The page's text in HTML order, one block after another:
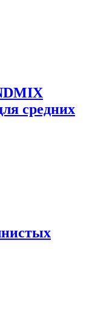
средних